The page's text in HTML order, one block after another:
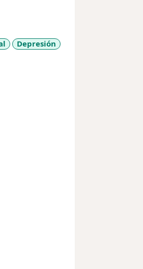
Depresión